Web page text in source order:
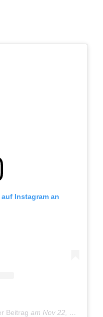
Instagram an
Beitrag am Nov 22, 2015 um 7:23 PST